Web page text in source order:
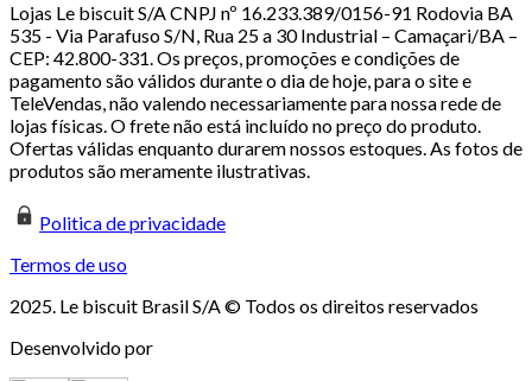
Lojas Le biscuit S/A CNPJ nº 16.233.389/0156-91 Rodovia BA
535 - Via Parafuso S/N, Rua 25 a 30 Industrial – Camaçari/BA –
CEP: 42.800-331. Os preços, promoções e condições de
pagamento são válidos durante o dia de hoje, para o site e
TeleVendas, não valendo necessariamente para nossa rede de
lojas físicas. O frete não está incluído no preço do produto.
Ofertas válidas enquanto durarem nossos estoques. As fotos de
produtos são meramente ilustrativas.
Politica de privacidade
Termos de uso
2025. Le biscuit Brasil S/A © Todos os direitos reservados
Desenvolvido por